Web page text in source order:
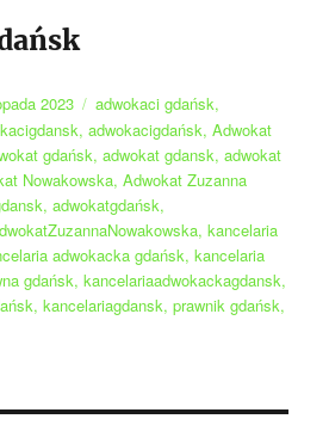
2023 Tagi
adwokaci gdańsk,
,adwokacigdańsk,Adwokat
gdańsk,adwokat gdansk,adwokat
Nowakowska,Adwokat Zuzanna
,adwokatgdańsk,
,kancelaria
adwokacka gdańsk,kancelaria
gdańsk,kancelariaadwokackagdansk,
,kancelariagdansk,prawnik gdańsk,